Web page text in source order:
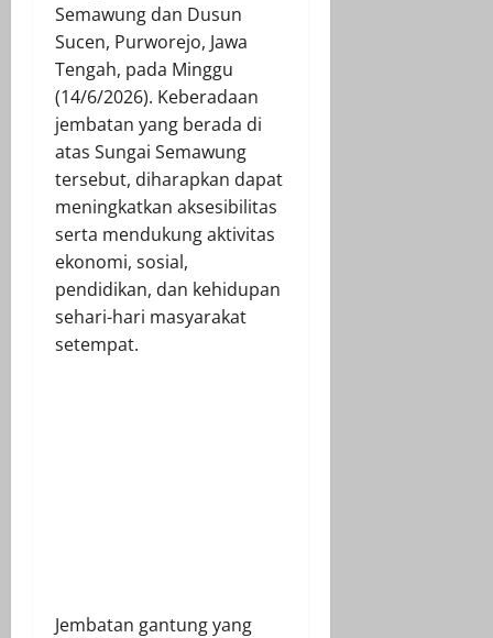
Semawung dan Dusun
Sucen, Purworejo, Jawa
Tengah, pada Minggu
(14/6/2026). Keberadaan
jembatan yang berada di
atas Sungai Semawung
tersebut, diharapkan dapat
meningkatkan aksesibilitas
serta mendukung aktivitas
ekonomi, sosial,
pendidikan, dan kehidupan
sehari-hari masyarakat
setempat.
Jembatan gantung yang